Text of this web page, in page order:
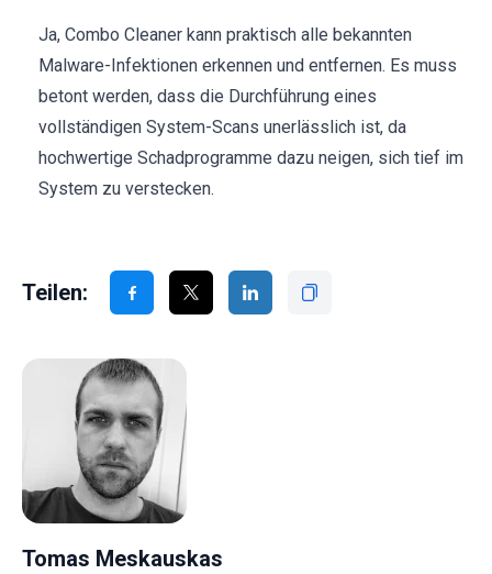
Ja, Combo Cleaner kann praktisch alle bekannten
Malware-Infektionen erkennen und entfernen. Es muss
betont werden, dass die Durchführung eines
vollständigen System-Scans unerlässlich ist, da
hochwertige Schadprogramme dazu neigen, sich tief im
System zu verstecken.
Teilen:
Tomas Meskauskas